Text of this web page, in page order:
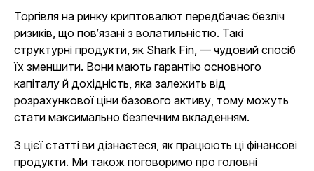
Торгівля на ринку криптовалют передбачає безліч
ризиків, що повʼязані з волатильністю. Такі
структурні продукти, як Shark Fin, — чудовий спосіб
їх зменшити. Вони мають гарантію основного
капіталу й дохідність, яка залежить від
розрахункової ціни базового активу, тому можуть
стати максимально безпечним вкладенням.
З цієї статті ви дізнаєтеся, як працюють ці фінансові
продукти. Ми також поговоримо про головні